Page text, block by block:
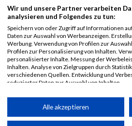
Wir und unsere Partner verarbeiten
analysieren und Folgendes zu tun:
Speichern von oder Zugriff auf Informationen
Daten zur Auswahl von Werbeanzeigen.
Werbung. Verwendung von Profilen zur
Profilen zur Personalisierung von Inhalten.
personalisierter Inhalte. Messung der
Inhalten. Analyse von Zielgruppen durch
verschiedenen Quellen. Entwicklung und
reduzierter Daten zur Auswahl von Inhalten.
werden.
Ihre Einwilligung und die cookie Richtlinie
Alle akzeptieren